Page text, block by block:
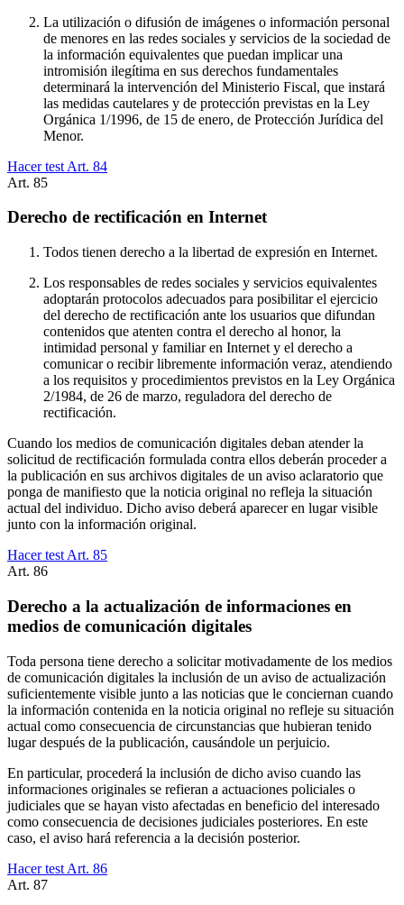
La utilización o difusión de imágenes o información personal
de menores en las redes sociales y servicios de la sociedad de
la información equivalentes que puedan implicar una
intromisión ilegítima en sus derechos fundamentales
determinará la intervención del Ministerio Fiscal, que instará
las medidas cautelares y de protección previstas en la Ley
Orgánica 1/1996, de 15 de enero, de Protección Jurídica del
Menor.
Hacer test Art. 84
Art. 85
Derecho de rectificación en Internet
Todos tienen derecho a la libertad de expresión en Internet.
Los responsables de redes sociales y servicios equivalentes
adoptarán protocolos adecuados para posibilitar el ejercicio
del derecho de rectificación ante los usuarios que difundan
contenidos que atenten contra el derecho al honor, la
intimidad personal y familiar en Internet y el derecho a
comunicar o recibir libremente información veraz, atendiendo
a los requisitos y procedimientos previstos en la Ley Orgánica
2/1984, de 26 de marzo, reguladora del derecho de
rectificación.
Cuando los medios de comunicación digitales deban atender la
solicitud de rectificación formulada contra ellos deberán proceder a
la publicación en sus archivos digitales de un aviso aclaratorio que
ponga de manifiesto que la noticia original no refleja la situación
actual del individuo. Dicho aviso deberá aparecer en lugar visible
junto con la información original.
Hacer test Art. 85
Art. 86
Derecho a la actualización de informaciones en
medios de comunicación digitales
Toda persona tiene derecho a solicitar motivadamente de los medios
de comunicación digitales la inclusión de un aviso de actualización
suficientemente visible junto a las noticias que le conciernan cuando
la información contenida en la noticia original no refleje su situación
actual como consecuencia de circunstancias que hubieran tenido
lugar después de la publicación, causándole un perjuicio.
En particular, procederá la inclusión de dicho aviso cuando las
informaciones originales se refieran a actuaciones policiales o
judiciales que se hayan visto afectadas en beneficio del interesado
como consecuencia de decisiones judiciales posteriores. En este
caso, el aviso hará referencia a la decisión posterior.
Hacer test Art. 86
Art. 87